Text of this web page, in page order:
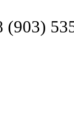
(903)